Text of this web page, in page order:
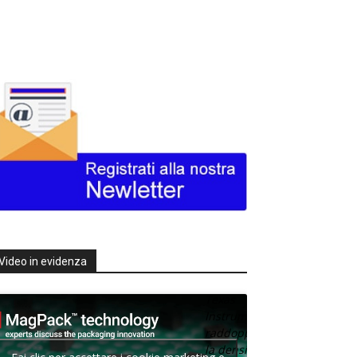
in evidenza
Texas
raddoppia
la densità